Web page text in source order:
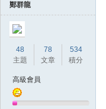
鄭群龍
48
主題
78
文章
534
積分
高級會員